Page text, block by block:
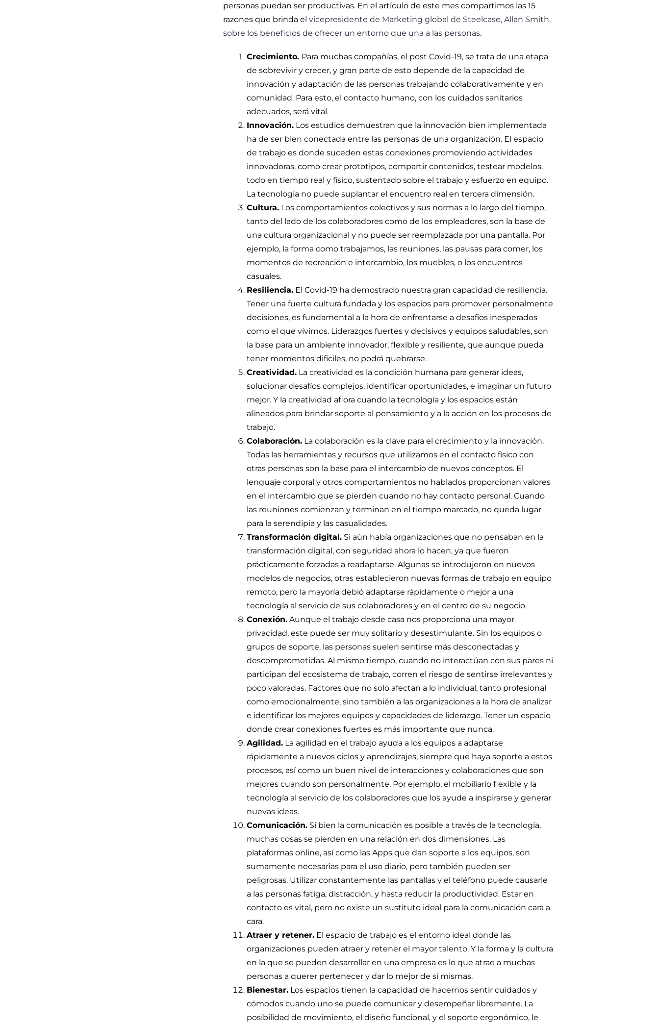
personas puedan ser productivas. En el artículo de este mes compartimos las 15
razones que brinda elvicepresidente de Marketing global de Steelcase, Allan Smith,
sobre los beneficios de ofrecer un entorno que una a las personas.
Crecimiento. Para muchas compañías, el post Covid-19, se trata de una etapa
de sobrevivir y crecer, y gran parte de esto depende de la capacidad de
innovación y adaptación de las personas trabajando colaborativamente y en
comunidad. Para esto, el contacto humano, con los cuidados sanitarios
adecuados, será vital.
Innovación. Los estudios demuestran que la innovación bien implementada
ha de ser bien conectada entre las personas de una organización. El espacio
de trabajo es donde suceden estas conexiones promoviendo actividades
innovadoras, como crear prototipos, compartir contenidos, testear modelos,
todo en tiempo real y físico, sustentado sobre el trabajo y esfuerzo en equipo.
La tecnología no puede suplantar el encuentro real en tercera dimensión.
Cultura. Los comportamientos colectivos y sus normas a lo largo del tiempo,
tanto del lado de los colaboradores como de los empleadores, son la base de
una cultura organizacional y no puede ser reemplazada por una pantalla. Por
ejemplo, la forma como trabajamos, las reuniones, las pausas para comer, los
momentos de recreación e intercambio, los muebles, o los encuentros
casuales.
Resiliencia. El Covid-19 ha demostrado nuestra gran capacidad de resiliencia.
Tener una fuerte cultura fundada y los espacios para promover personalmente
decisiones, es fundamental a la hora de enfrentarse a desafíos inesperados
como el que vivimos. Liderazgos fuertes y decisivos y equipos saludables, son
la base para un ambiente innovador, flexible y resiliente, que aunque pueda
tener momentos difíciles, no podrá quebrarse.
Creatividad. La creatividad es la condición humana para generar ideas,
solucionar desafíos complejos, identificar oportunidades, e imaginar un futuro
mejor. Y la creatividad aflora cuando la tecnología y los espacios están
alineados para brindar soporte al pensamiento y a la acción en los procesos de
trabajo.
Colaboración. La colaboración es la clave para el crecimiento y la innovación.
Todas las herramientas y recursos que utilizamos en el contacto físico con
otras personas son la base para el intercambio de nuevos conceptos. El
lenguaje corporal y otros comportamientos no hablados proporcionan valores
en el intercambio que se pierden cuando no hay contacto personal. Cuando
las reuniones comienzan y terminan en el tiempo marcado, no queda lugar
para la serendipia y las casualidades.
Transformación digital. Si aún había organizaciones que no pensaban en la
transformación digital, con seguridad ahora lo hacen, ya que fueron
prácticamente forzadas a readaptarse. Algunas se introdujeron en nuevos
modelos de negocios, otras establecieron nuevas formas de trabajo en equipo
remoto, pero la mayoría debió adaptarse rápidamente o mejor a una
tecnología al servicio de sus colaboradores y en el centro de su negocio.
Conexión. Aunque el trabajo desde casa nos proporciona una mayor
privacidad, este puede ser muy solitario y desestimulante. Sin los equipos o
grupos de soporte, las personas suelen sentirse más desconectadas y
descomprometidas. Al mismo tiempo, cuando no interactúan con sus pares ni
participan del ecosistema de trabajo, corren el riesgo de sentirse irrelevantes y
poco valoradas. Factores que no solo afectan a lo individual, tanto profesional
como emocionalmente, sino también a las organizaciones a la hora de analizar
e identificar los mejores equipos y capacidades de liderazgo. Tener un espacio
donde crear conexiones fuertes es más importante que nunca.
Agilidad. La agilidad en el trabajo ayuda a los equipos a adaptarse
rápidamente a nuevos ciclos y aprendizajes, siempre que haya soporte a estos
procesos, así como un buen nivel de interacciones y colaboraciones que son
mejores cuando son personalmente. Por ejemplo, el mobiliario flexible y la
tecnología al servicio de los colaboradores que los ayude a inspirarse y generar
nuevas ideas.
Comunicación. Si bien la comunicación es posible a través de la tecnología,
muchas cosas se pierden en una relación en dos dimensiones. Las
plataformas online, así como las Apps que dan soporte a los equipos, son
sumamente necesarias para el uso diario, pero también pueden ser
peligrosas. Utilizar constantemente las pantallas y el teléfono puede causarle
a las personas fatiga, distracción, y hasta reducir la productividad. Estar en
contacto es vital, pero no existe un sustituto ideal para la comunicación cara a
cara.
Atraer y retener. El espacio de trabajo es el entorno ideal donde las
organizaciones pueden atraer y retener el mayor talento. Y la forma y la cultura
en la que se pueden desarrollar en una empresa es lo que atrae a muchas
personas a querer pertenecer y dar lo mejor de sí mismas.
Bienestar. Los espacios tienen la capacidad de hacernos sentir cuidados y
cómodos cuando uno se puede comunicar y desempeñar libremente. La
posibilidad de movimiento, el diseño funcional, y el soporte ergonómico, le